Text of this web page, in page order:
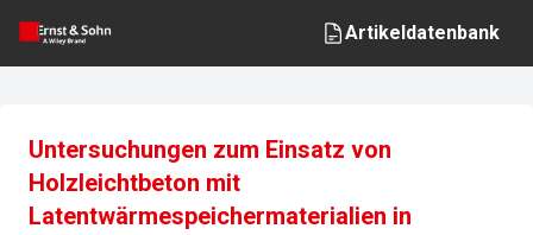
Artikeldatenbank
Untersuchungen zum Einsatz von
Holzleichtbeton mit
Latentwärmespeichermaterialien in